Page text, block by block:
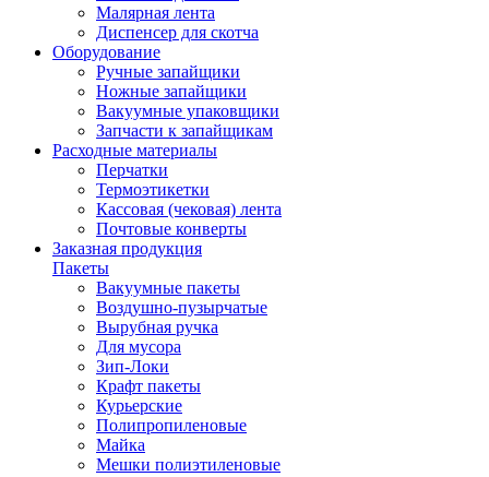
Малярная лента
Диспенсер для скотча
Оборудование
Ручные запайщики
Ножные запайщики
Вакуумные упаковщики
Запчасти к запайщикам
Расходные материалы
Перчатки
Термоэтикетки
Кассовая (чековая) лента
Почтовые конверты
Заказная продукция
Пакеты
Вакуумные пакеты
Воздушно-пузырчатые
Вырубная ручка
Для мусора
Зип-Локи
Крафт пакеты
Курьерские
Полипропиленовые
Майка
Мешки полиэтиленовые